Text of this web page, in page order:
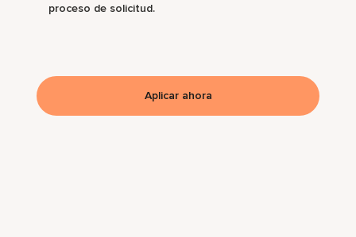
proceso de solicitud.
Aplicar ahora